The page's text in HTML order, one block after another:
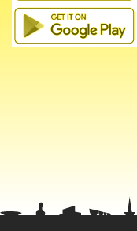
Segundo ele, as